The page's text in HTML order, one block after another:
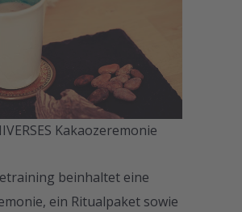
Kakaozeremonie
beinhaltet eine
ein Ritualpaket sowie